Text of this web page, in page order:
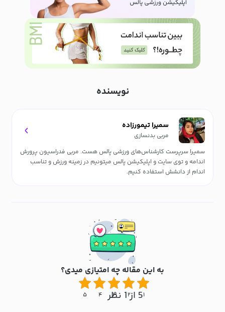
نویسنده
سمیرا تیمورزاده
مربی بدنسازی
سمیرا سرپرست کارشناس‌های ورزشی پالس هست. مربی فدراسیون پرورش
اندامه و توی سایت و اپلیکیشن پالس میتونیم در زمینه ورزش و تناسب
اندام از دانشش استفاده کنیم.
به این مقاله چه امتیازی میدی؟
5 از 1 نظر۱ ۲ ۳ ۴ ۵